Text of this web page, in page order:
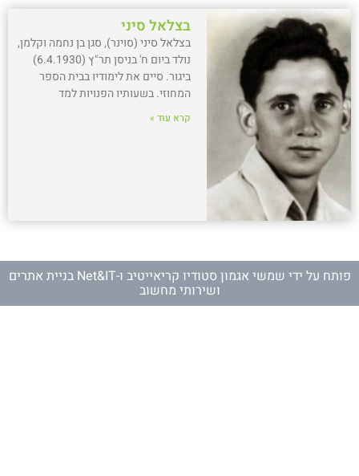
בצלאל סיני
בצלאל סיני (סוינר), סגן בן נחמה וקלמן,
נולד ביום ח' בניסן תר"ץ (6.4.1930)
ביגור. סיים את לימודיו בבית הספר
המחוזי. בשעותיו הפנויות למד
קרא עוד »
פותח על ידי שמשי אגמון סטודיו קריאייטיב ו- Net&IT בניית אתרים
ושירותי מחשוב